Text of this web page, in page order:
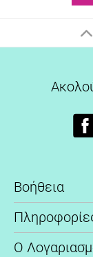
Βοήθεια
Ο